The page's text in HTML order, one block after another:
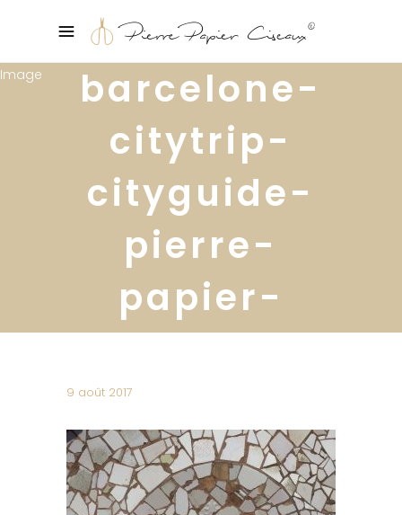
barcelone-
citytrip-
cityguide-
pierre-
papier-
ciseaux25
9 août 2017